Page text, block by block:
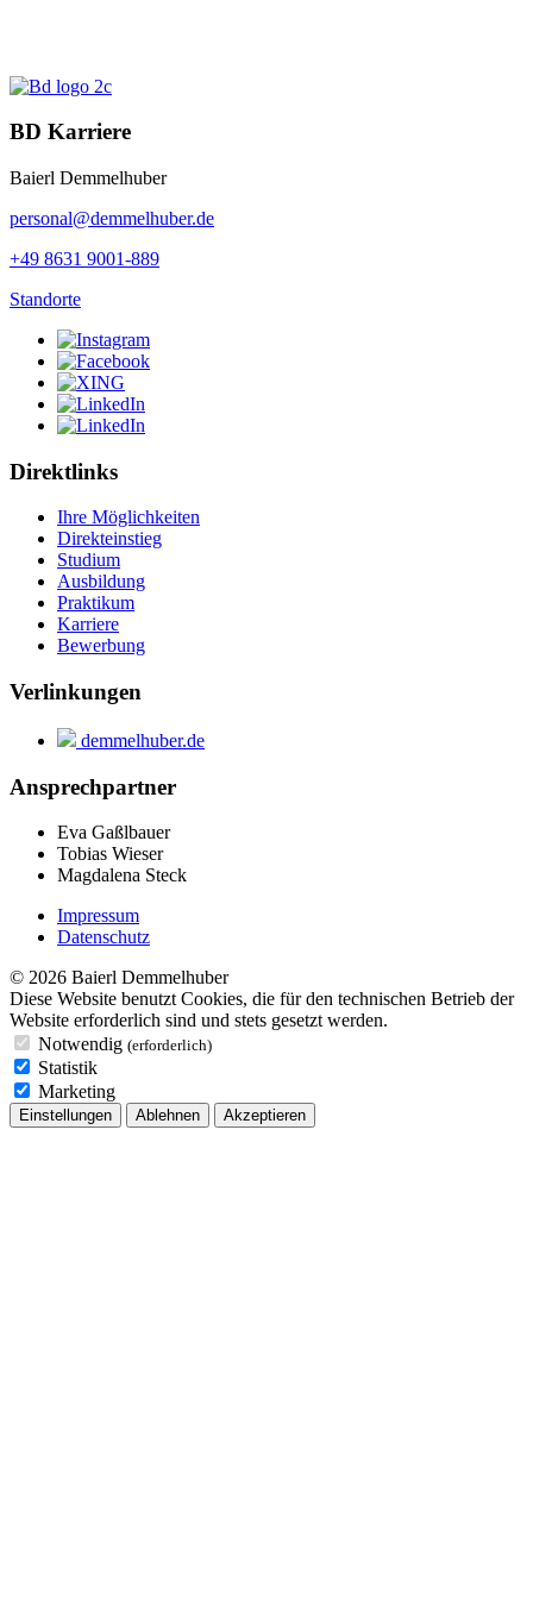
BD Karriere
Baierl Demmelhuber
personal@demmelhuber.de
+49 8631 9001-889
Standorte
Direktlinks
Ihre Möglichkeiten
Direkteinstieg
Studium
Ausbildung
Praktikum
Karriere
Bewerbung
Verlinkungen
demmelhuber.de
Ansprechpartner
Eva Gaßlbauer
Tobias Wieser
Magdalena Steck
Impressum
Datenschutz
© 2026 Baierl Demmelhuber
Diese Website benutzt Cookies, die für den technischen Betrieb der
Website erforderlich sind und stets gesetzt werden.
Notwendig (erforderlich)
Statistik
Marketing
Einstellungen Ablehnen Akzeptieren